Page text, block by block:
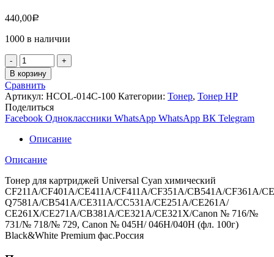
440,00Р
1000 в наличии
Количество
товара
Тонер
для
картриджей
Universal
Cyan
хим.
CF211A/CF401A/CE411A/CF411A/CF351A/CB541A/CF361A
(100г.)B&W
В корзину
Сравнить
Артикул: HCOL-014C-100 Категории: Тонер, Тонер НР
Поделиться
Facebook Одноклассники WhatsApp WhatsApp ВК Telegram
Описание
Описание
Тонер для картриджей Universal Cyan химический
CF211A/CF401A/CE411A/CF411A/CF351A/CB541A/CF361A/
Q7581A/CB541A/CE311A/CC531A/CE251A/CE261A/
CE261X/CE271A/CB381A/CE321A/CE321X/Canon № 716/№
731/№ 718/№ 729, Canon № 045H/ 046H/040H (фл. 100г)
Black&White Premium фас.Россия